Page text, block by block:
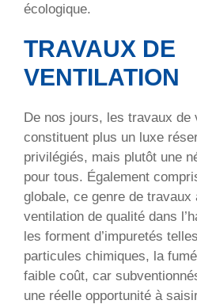
écologique.
TRAVAUX DE
VENTILATION
De nos jours, les travaux de
constituent plus un luxe
privilégiés, mais plutôt une
pour tous. Également
globale, ce genre de travaux
ventilation de qualité dans
les forment d’impuretés
particules chimiques, la
faible coût, car
une réelle opportunité à